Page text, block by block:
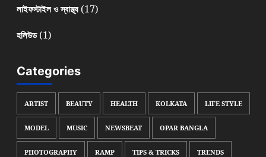
লাইফস্টাইল ও স্বাস্থ্য(17)
হলিউড(1)
Categories
ARTIST BEAUTY HEALTH KOLKATA LIFE STYLE
MODEL MUSIC NEWSBEAT OPAR BANGLA
PHOTOGRAPHY RAMP TIPS & TRICKS TRENDS